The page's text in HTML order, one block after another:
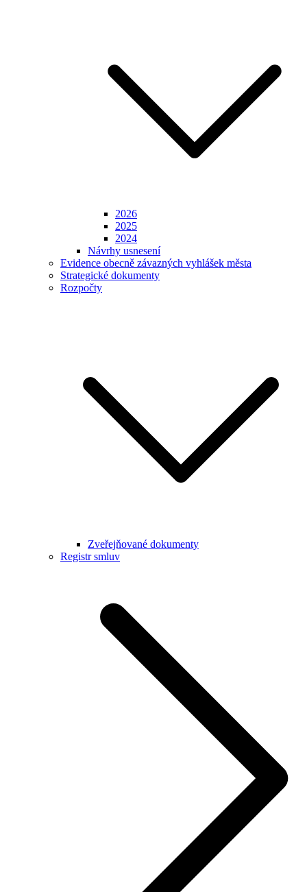
2026
2025
2024
Návrhy usnesení
Evidence obecně závazných vyhlášek města
Strategické dokumenty
Rozpočty
Zveřejňované dokumenty
Registr smluv